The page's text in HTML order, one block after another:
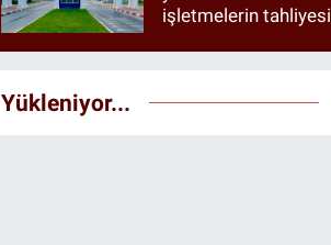
işletmelerin tahliyesi
Yükleniyor...